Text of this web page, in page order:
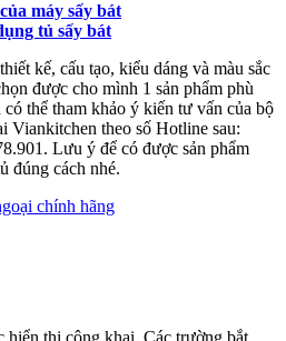
máy sấy bát
tủ sấy bát
kế, cấu tạo, kiểu dáng và màu sắc
được cho mình 1 sản phẩm phù
thể tham khảo ý kiến tư vấn của bộ
Viankitchen theo số Hotline sau:
Lưu ý để có được sản phẩm
đúng cách nhé.
chính hãng